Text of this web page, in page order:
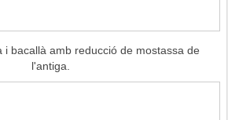
i bacallà amb reducció de mostassa de
l'antiga.